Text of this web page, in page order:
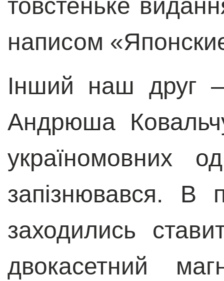
товстеньке
написом «
Інший наш друг
Андрюша
україномовних
запізнювався. В
заходились
двокасетний